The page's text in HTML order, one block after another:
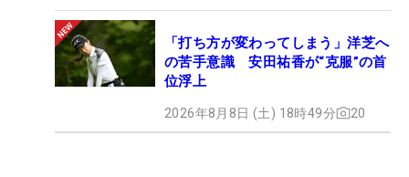
「打ち方が変わってしまう」洋芝へ
の苦手意識 安田祐香が“克服”の首
位浮上
2026年8月8日 (土) 18時49分 20